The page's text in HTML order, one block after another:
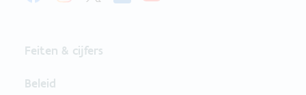
Feiten & cijfers
Beleid